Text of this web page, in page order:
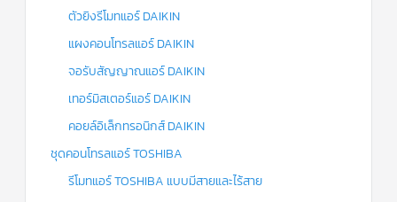
ตัวยิงรีโมทแอร์ DAIKIN
แผงคอนโทรลแอร์ DAIKIN
จอรับสัญญาณแอร์ DAIKIN
เทอร์มิสเตอร์แอร์ DAIKIN
คอยล์อิเล็กทรอนิกส์ DAIKIN
ชุดคอนโทรลแอร์ TOSHIBA
รีโมทแอร์ TOSHIBA แบบมีสายและไร้สาย